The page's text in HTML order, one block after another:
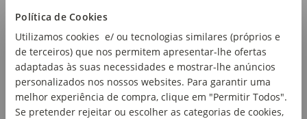
Política de Cookies
Utilizamos cookies e/ ou tecnologias similares (próprios e
de terceiros) que nos permitem apresentar-lhe ofertas
adaptadas às suas necessidades e mostrar-lhe anúncios
personalizados nos nossos websites. Para garantir uma
melhor experiência de compra, clique em "Permitir Todos".
Se pretender rejeitar ou escolher as categorias de cookies,